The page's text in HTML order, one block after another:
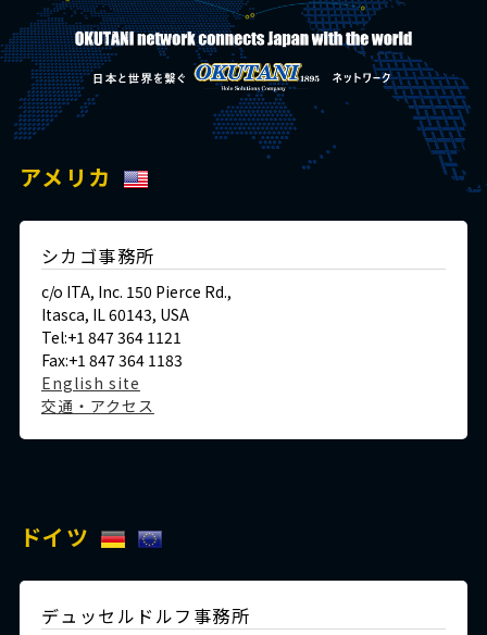
アメリカ
シカゴ事務所
c/o ITA, Inc. 150 Pierce Rd.,
Itasca, IL 60143, USA
Tel:+1 847 364 1121
Fax:+1 847 364 1183
English site
交通・アクセス
ドイツ
デュッセルドルフ事務所